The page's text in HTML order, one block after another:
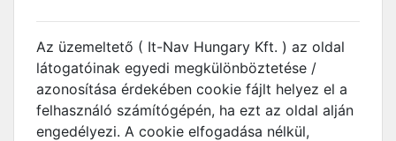
Az üzemeltető ( It-Nav Hungary Kft. ) az oldal
látogatóinak egyedi megkülönböztetése /
azonosítása érdekében cookie fájlt helyez el a
felhasználó számítógépén, ha ezt az oldal alján
engedélyezi. A cookie elfogadása nélkül,